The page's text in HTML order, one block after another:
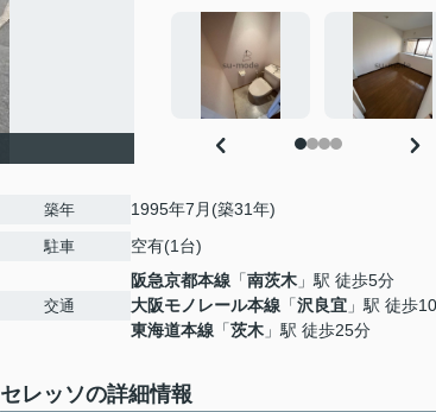
築年 1995年7月(築31年)
駐車 空有(1台)
交通
阪急京都本線 「南茨木 」駅 徒歩5分
大阪モノレール本線 「沢良宜 」駅 徒歩
東海道本線 「茨木 」駅 徒歩25分
セレッソの詳細情報